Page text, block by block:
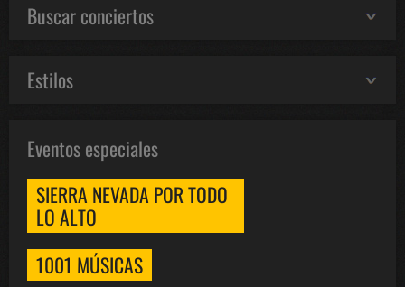
Buscar conciertos
Estilos
Eventos especiales
SIERRA NEVADA POR TODO
LO ALTO
1001 MÚSICAS